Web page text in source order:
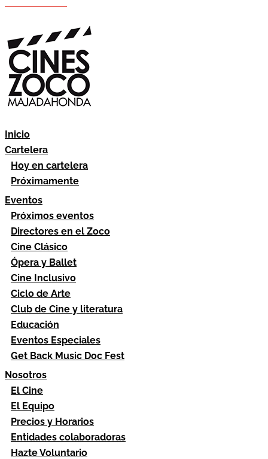
Inicio
Cartelera
Hoy en cartelera
Próximamente
Eventos
Próximos eventos
Directores en el Zoco
Cine Clásico
Ópera y Ballet
Cine Inclusivo
Ciclo de Arte
Club de Cine y literatura
Educación
Eventos Especiales
Get Back Music Doc Fest
Nosotros
El Cine
El Equipo
Precios y Horarios
Entidades colaboradoras
Hazte Voluntario